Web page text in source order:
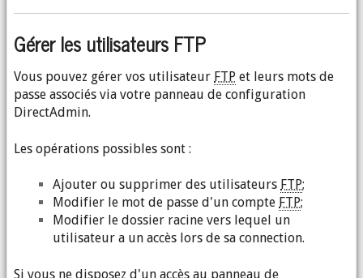
Gérer les utilisateurs FTP
Vous pouvez gérer vos utilisateur FTP et leurs mots de
passe associés via votre panneau de configuration
DirectAdmin.
Les opérations possibles sont :
Ajouter ou supprimer des utilisateurs FTP;
Modifier le mot de passe d'un compte FTP;
Modifier le dossier racine vers lequel un
utilisateur a un accès lors de sa connection.
Si vous ne disposez d'un accès au panneau de